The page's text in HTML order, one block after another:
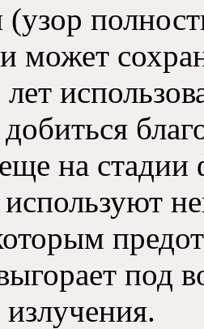
(узор
может
на
используют
под